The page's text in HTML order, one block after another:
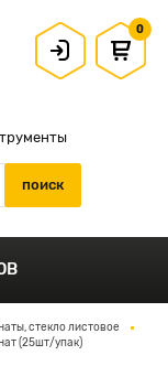
0
стекло листовое
(25шт/упак)